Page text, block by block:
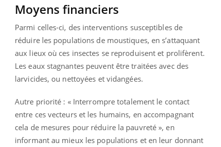
Moyens financiers
Parmi celles-ci, des interventions susceptibles de
réduire les populations de moustiques, en s’attaquant
aux lieux où ces insectes se reproduisent et prolifèrent.
Les eaux stagnantes peuvent être traitées avec des
larvicides, ou nettoyées et vidangées.
Autre priorité : « Interrompre totalement le contact
entre ces vecteurs et les humains, en accompagnant
cela de mesures pour réduire la pauvreté », en
informant au mieux les populations et en leur donnant